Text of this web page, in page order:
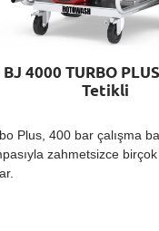
4000 TURBO
Tetikli
Plus, 400 bar çalışma
zahmetsizce